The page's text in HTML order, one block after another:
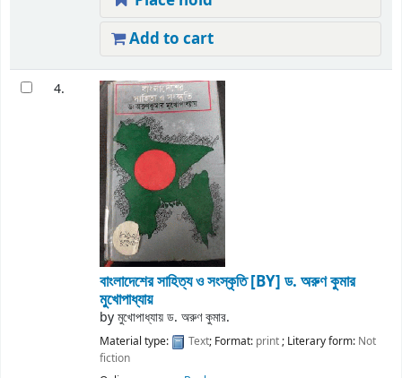
Add to cart
4.
বাংলাদেশের সাহিত্য ও সংস্কৃতি[BY] ড. অরুণ কুমার
মুখোপাধ্যায়
byমুখোপাধ্যায় ড. অরুণ কুমার.
Material type: Text; Format: print; Literary form: Not
fiction